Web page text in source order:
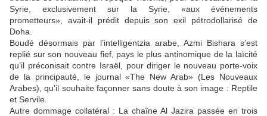
Syrie, exclusivement sur la Syrie, «aux événements
prometteurs», avait-il prédit depuis son exil pétrodollarisé de
Doha.
Boudé désormais par l’intelligentzia arabe, Azmi Bishara s’est
replié sur son nouveau fief, pays le plus antinomique de la laïcité
qu’il préconisait contre Israël, pour diriger le nouveau porte-voix
de la principauté, le journal «The New Arab» (Les Nouveaux
Arabes), qu’il souhaite façonner sans doute à son image : Reptile
et Servile.
Autre dommage collatéral : La chaîne Al Jazira passée en trois